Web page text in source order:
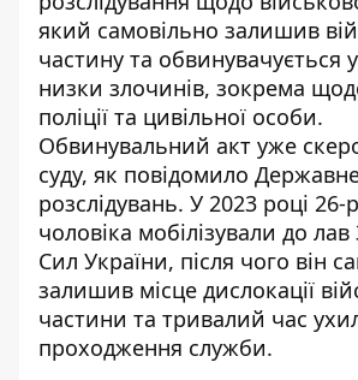
який самовільно залишив
частину та обвинувачується
низки злочинів, зокрема
поліції та цивільної особи.
Обвинувальний акт уже
суду, як повідомило
розслідувань. У 2023 році 26-
чоловіка мобілізували до
Сил України, після чого він
залишив місце дислокації
частини та тривалий час
проходження служби.